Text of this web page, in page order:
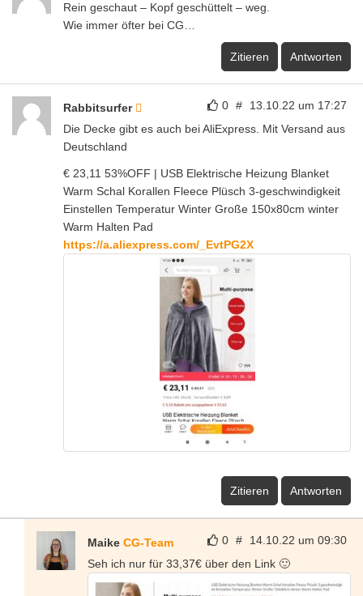
Rein geschaut – Kopf geschüttelt – weg.
Wie immer öfter bei CG…
Zitieren Antworten
0 # 13.10.22 um 17:27
Rabbitsurfer
Die Decke gibt es auch bei AliExpress. Mit Versand aus
Deutschland
€ 23,11 53%OFF | USB Elektrische Heizung Blanket
Warm Schal Korallen Fleece Plüsch 3-geschwindigkeit
Einstellen Temperatur Winter Große 150x80cm winter
Warm Halten Pad
https://a.aliexpress.com/_EvtPG2X
Zitieren Antworten
0 # 14.10.22 um 09:30
Maike CG-Team
Seh ich nur für 33,37€ über den Link 🙂